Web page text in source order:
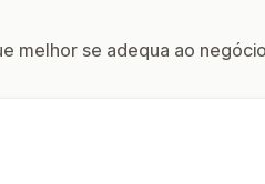
melhor se adequa ao